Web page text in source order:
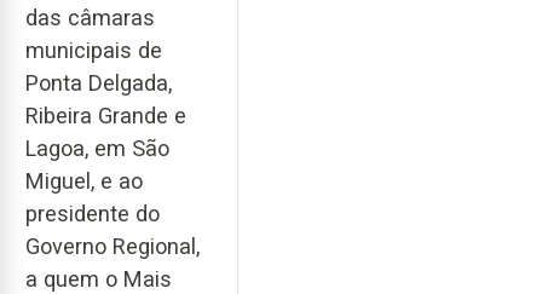
das câmaras
municipais de
Ponta Delgada,
Ribeira Grande e
Lagoa, em São
Miguel, e ao
presidente do
Governo Regional,
a quem o Mais